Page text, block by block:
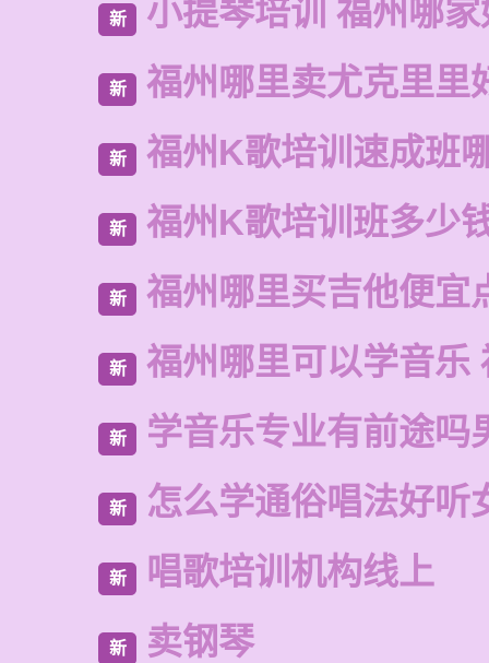
新 小提琴培训 福州哪
新 福州哪里卖尤克里里
新 福州K歌培训速成班
新 福州K歌培训班多少
新 福州哪里买吉他便宜
新 福州哪里可以学音乐
新 学音乐专业有前途吗
新 怎么学通俗唱法好听
新 唱歌培训机构线上
新 卖钢琴